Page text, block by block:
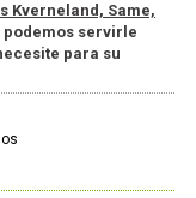
Kverneland, Same,
podemos servirle
para su